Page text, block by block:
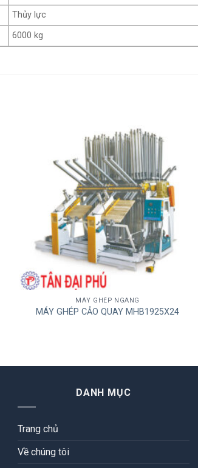
Thủy lực
6000 kg
MÁY GHÉP NGANG
MÁY GHÉP CẢO QUAY MHB1925X24
DANH MỤC
Trang chủ
Về chúng tôi